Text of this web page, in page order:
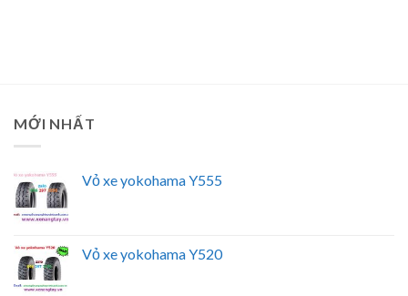
MỚI NHẤT
Vỏ xe yokohama Y555
Vỏ xe yokohama Y520